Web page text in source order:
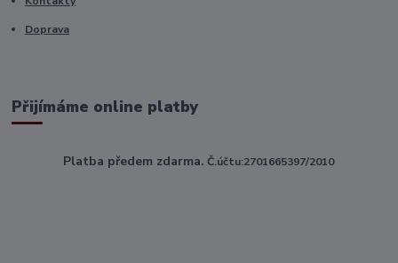
Doprava
Přijímáme online platby
Platba předem zdarma. Č.účtu:2701665397/2010